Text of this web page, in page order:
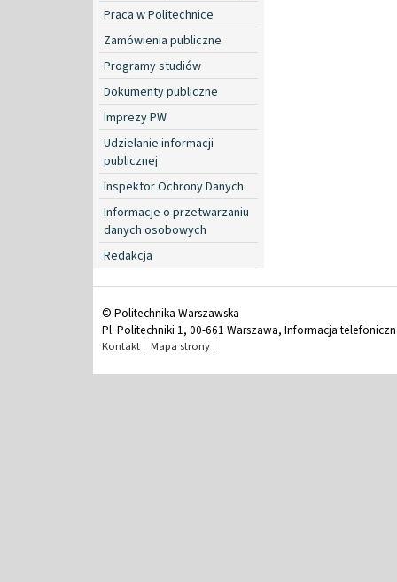
Praca w Politechnice
Zamówienia publiczne
Programy studiów
Dokumenty publiczne
Imprezy PW
Udzielanie informacji
publicznej
Inspektor Ochrony Danych
Informacje o przetwarzaniu
danych osobowych
Redakcja
© Politechnika Warszawska
Pl. Politechniki 1, 00-661 Warszawa, Informacja
Kontakt Mapa strony